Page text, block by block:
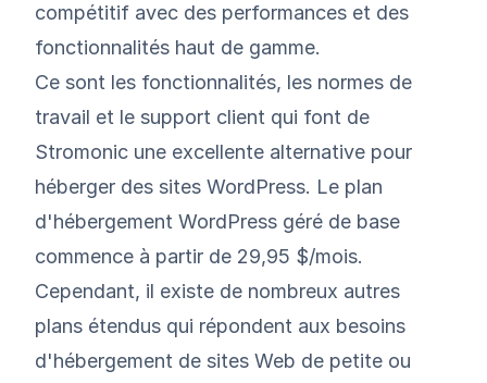
compétitif avec des performances et des
fonctionnalités haut de gamme.
Ce sont les fonctionnalités, les normes de
travail et le support client qui font de
Stromonic une excellente alternative pour
héberger des sites WordPress. Le plan
d'hébergement WordPress géré de base
commence à partir de 29,95 $/mois.
Cependant, il existe de nombreux autres
plans étendus qui répondent aux besoins
d'hébergement de sites Web de petite ou